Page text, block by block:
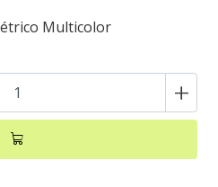
Multicolor
+